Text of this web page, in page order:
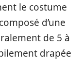
le costume
d’une
de 5 à
drapée